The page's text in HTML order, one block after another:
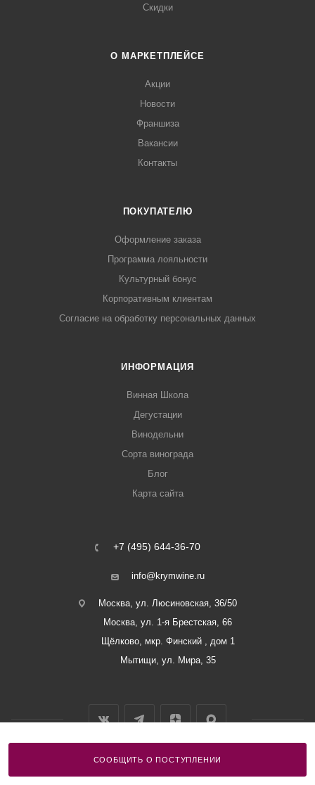
СООБЩИТЬ О ПОСТУПЛЕНИИ
Скидки
О МАРКЕТПЛЕЙСЕ
Акции
Новости
Франшиза
Вакансии
Контакты
ПОКУПАТЕЛЮ
Оформление заказа
Программа лояльности
Культурный бонус
Корпоративным клиентам
Согласие на обработку персональных данных
ИНФОРМАЦИЯ
Винная Школа
Дегустации
Винодельни
Сорта винограда
Блог
Карта сайта
+7 (495) 644-36-70
info@krymwine.ru
Москва, ул. Люсиновская, 36/50
Москва, ул. 1-я Брестская, 66
Щёлково, мкр. Финский , дом 1
Мытищи, ул. Мира, 35